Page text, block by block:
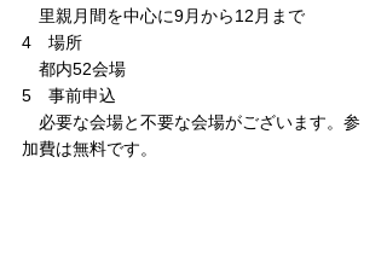
里親月間を中心に9月から12月まで
4　場所
都内52会場
5　事前申込
必要な会場と不要な会場がございます。参
加費は無料です。